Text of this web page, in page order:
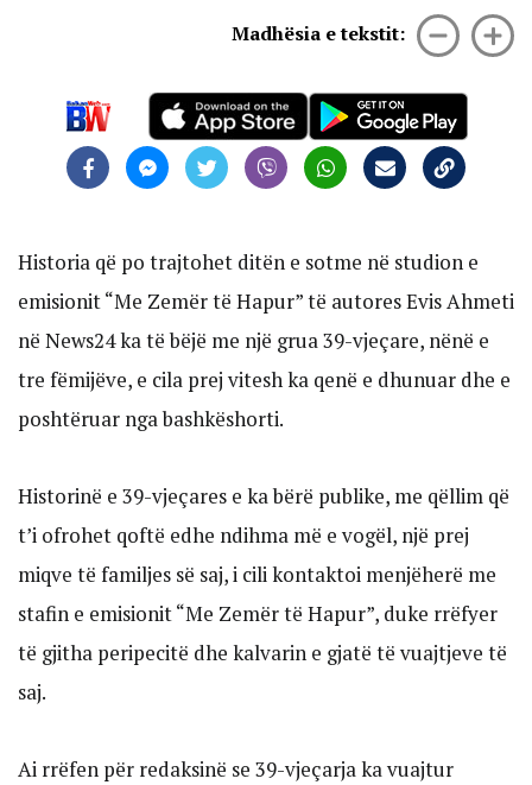
Madhësia e tekstit:
Historia që po trajtohet ditën e sotme në studion e
emisionit “Me Zemër të Hapur” të autores Evis Ahmeti
në News24 ka të bëjë me një grua 39-vjeçare, nënë e
tre fëmijëve, e cila prej vitesh ka qenë e dhunuar dhe e
poshtëruar nga bashkëshorti.
Historinë e 39-vjeçares e ka bërë publike, me qëllim që
t’i ofrohet qoftë edhe ndihma më e vogël, një prej
miqve të familjes së saj, i cili kontaktoi menjëherë me
stafin e emisionit “Me Zemër të Hapur”, duke rrëfyer
të gjitha peripecitë dhe kalvarin e gjatë të vuajtjeve të
saj.
Ai rrëfen për redaksinë se 39-vjeçarja ka vuajtur